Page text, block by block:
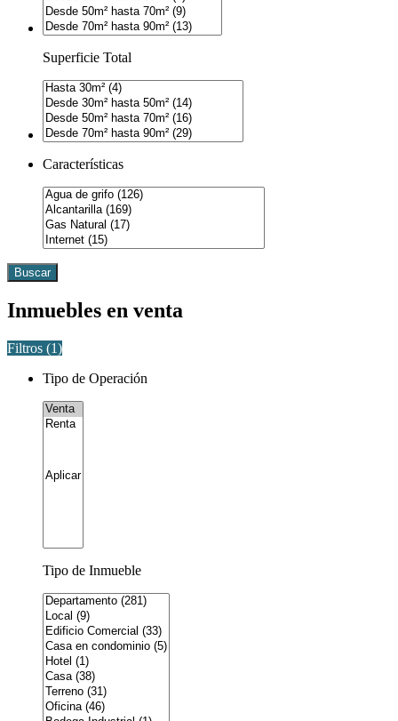
Superficie Total
Características
Buscar
Inmuebles en venta
Filtros (1)
Tipo de Operación
Tipo de Inmueble